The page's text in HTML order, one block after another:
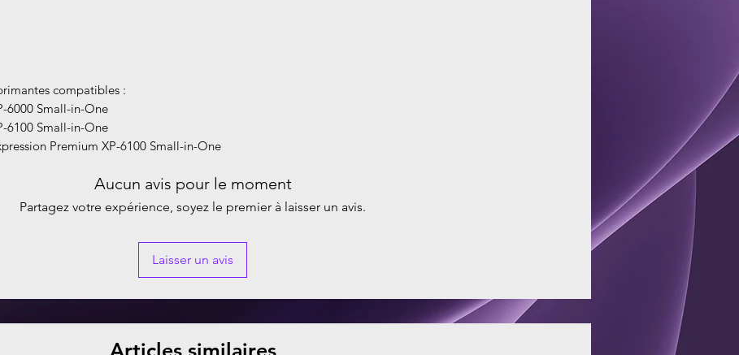
compatibles :
6000 Small-in-One
6100 Small-in-One
Premium XP-6100 Small-in-One
Aucun avis pour le moment
Partagez votre expérience, soyez le premier à laisser un avis.
Laisser un avis
Articles similaires